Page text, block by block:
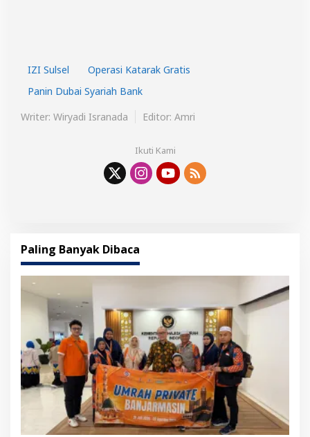
IZI Sulsel
Operasi Katarak Gratis
Panin Dubai Syariah Bank
Writer: Wiryadi Isranada
Editor: Amri
Ikuti Kami
Paling Banyak Dibaca